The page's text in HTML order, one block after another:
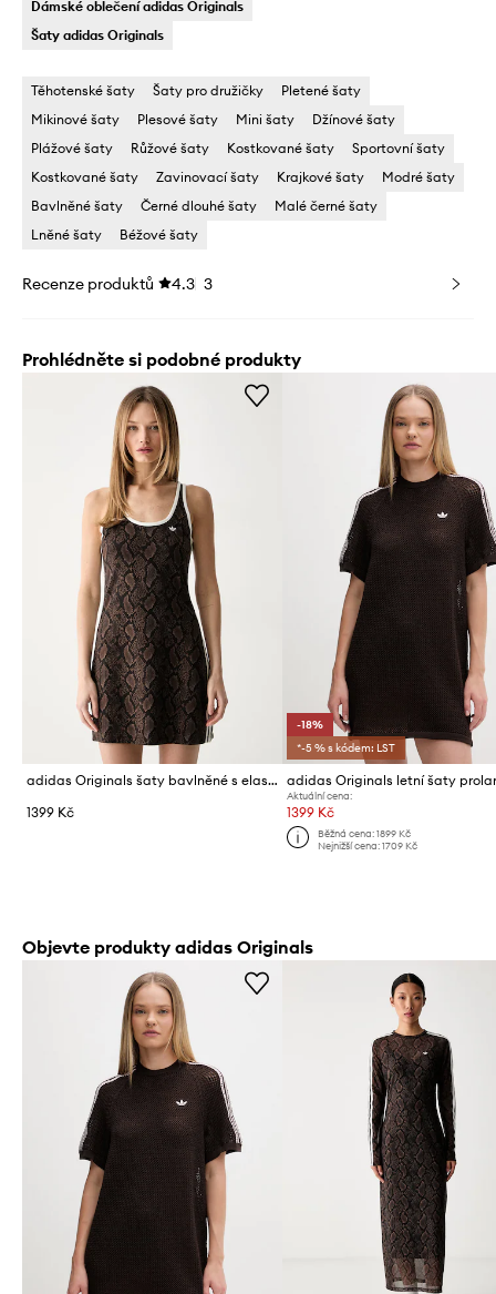
Dámské oblečení adidas Originals
Šaty adidas Originals
Těhotenské šaty Šaty pro družičky
Pletené šaty
Mikinové šaty
Plesové šaty Mini šaty
Džínové šaty
Plážové šaty
Růžové šaty Kostkované šaty
Sportovní šaty
Kostkované šaty
Zavinovací šaty Krajkové šaty
Modré šaty
Bavlněné šaty
Černé dlouhé šaty
Malé černé šaty
Lněné šaty
Béžové šaty
Recenze produktů 4.3 3
Prohlédněte si podobné produkty
adidas Originals šaty bavlněné s elastanem
1399 Kč
-18%
*-5 % s kódem: LST
Aktuální cena:
1399 Kč
Běžná cena: 1899 Kč
Nejnižší cena: 1709 Kč
Objevte produkty adidas Originals